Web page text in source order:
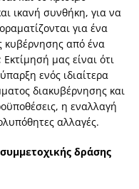
ικανή συνθήκη, για να
για ένα
κυβέρνησης από ένα
μας είναι ότι
ενός ιδιαίτερα
διακυβέρνησης και
η εναλλαγή
αλλαγές.
δράσης